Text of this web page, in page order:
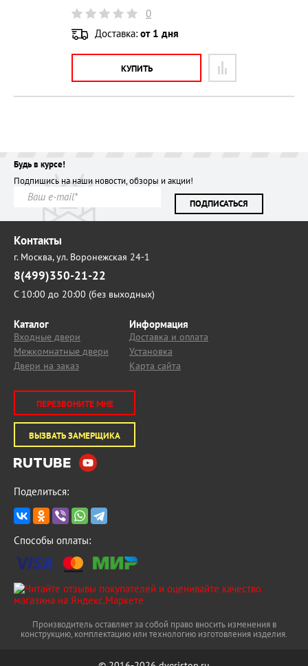
0
Доставка: от 1 дня
КУПИТЬ
Будь в курсе!
Подпишись на наши новости, обзоры и акции!
ПОДПИСАТЬСЯ
Контакты
г. Москва,ул. Воронежская 24-1
8(499)350-21-22
С 10:00 до 20:00 (без выходных)
Каталог
Входные двери
Межкомнатные двери
Двери на заказ
Информация
Доставка и оплата
Установка
Карта сайта
ПЕРЕЗВОНИТЕ МНЕ
ВЫЗВАТЬ ЗАМЕРЩИКА
Поделиться:
Способы оплаты:
Производитель оставляет за собой право вносить изменения в
конструкцию, комплектацию или технологию изготовления изделия.